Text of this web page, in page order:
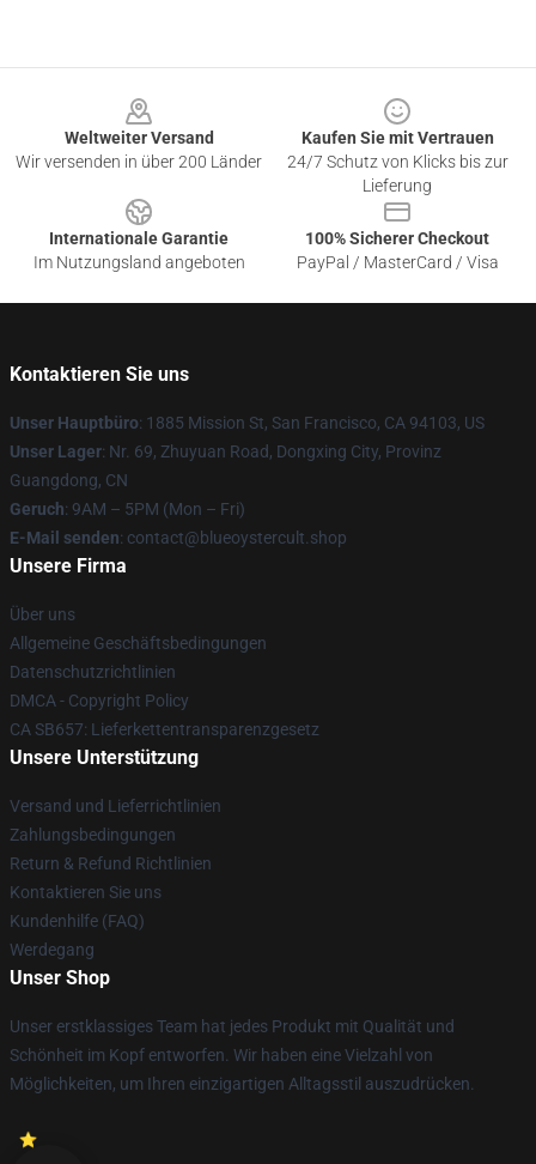
Weltweiter Versand
Wir versenden in über 200 Länder
Kaufen Sie mit Vertrauen
24/7 Schutz von Klicks bis zur
Lieferung
Internationale Garantie
Im Nutzungsland angeboten
100% Sicherer Checkout
PayPal / MasterCard / Visa
Kontaktieren Sie uns
Unser Hauptbüro: 1885 Mission St, San Francisco, CA 94103, US
Unser Lager: Nr. 69, Zhuyuan Road, Dongxing City, Provinz
Guangdong, CN
Geruch: 9AM – 5PM (Mon – Fri)
E-Mail senden: contact@blueoystercult.shop
Unsere Firma
Über uns
Allgemeine Geschäftsbedingungen
Datenschutzrichtlinien
DMCA - Copyright Policy
CA SB657: Lieferkettentransparenzgesetz
Unsere Unterstützung
Versand und Lieferrichtlinien
Zahlungsbedingungen
Return & Refund Richtlinien
Kontaktieren Sie uns
Kundenhilfe (FAQ)
Werdegang
Unser Shop
Unser erstklassiges Team hat jedes Produkt mit Qualität und
Schönheit im Kopf entworfen. Wir haben eine Vielzahl von
Möglichkeiten, um Ihren einzigartigen Alltagsstil auszudrücken.